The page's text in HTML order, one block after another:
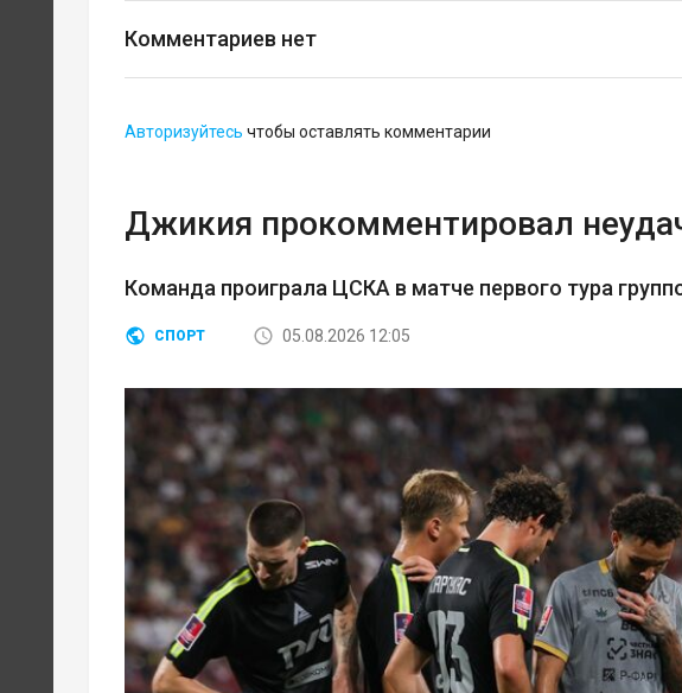
Комментариев нет
Авторизуйтесь чтобы оставлять комментарии
Джикия прокомментировал
Команда проиграла ЦСКА в матче первого тура
СПОРТ 05.08.2026 12:05